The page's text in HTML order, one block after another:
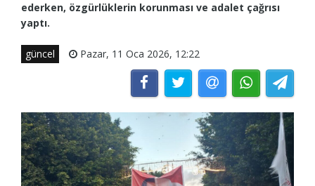
ederken, özgürlüklerin korunması ve adalet çağrısı
yaptı.
güncel Pazar, 11 Oca 2026, 12:22